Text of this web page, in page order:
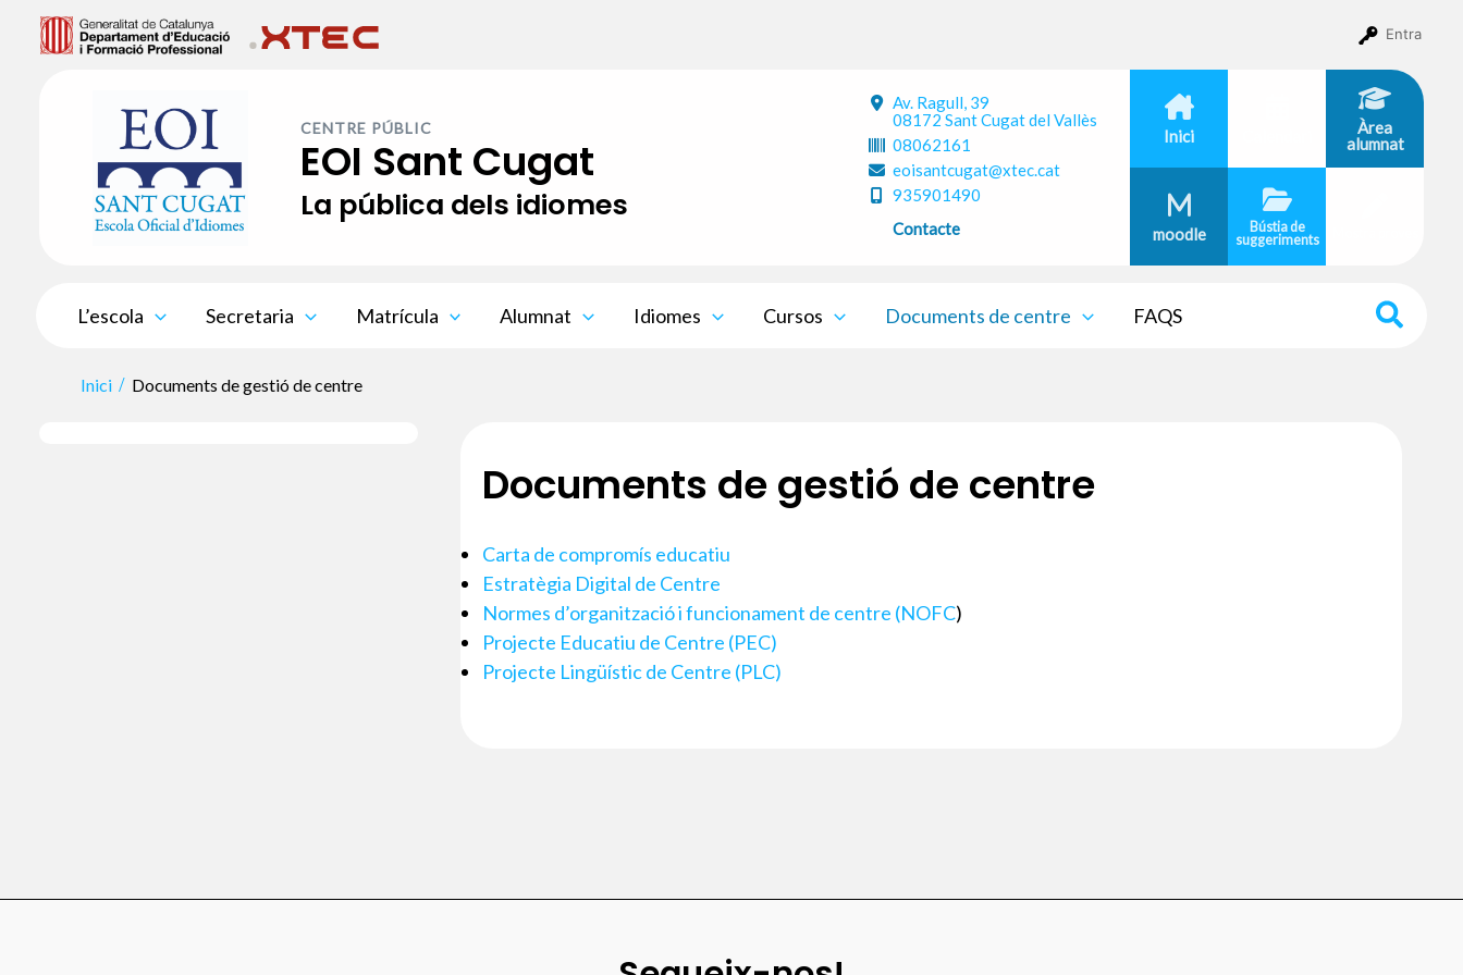
Entra
CENTRE PÚBLIC
EOI Sant Cugat
La pública dels idiomes
Av. Ragull, 39
08172 Sant Cugat del Vallès
08062161
eoisantcugat@xtec.cat
935901490
Contacte
Inici
Àrea
alumnat
moodle
Bústia de
suggeriments
L’escola Secretaria Matrícula Alumnat Idiomes Cursos Documents de centre FAQS
Inici Documents de gestió de centre
Documents de gestió de centre
Carta de compromís educatiu
Estratègia Digital de Centre
Normes d’organització i funcionament de centre (NOFC)
Projecte Educatiu de Centre (PEC)
Projecte Lingüístic de Centre (PLC)